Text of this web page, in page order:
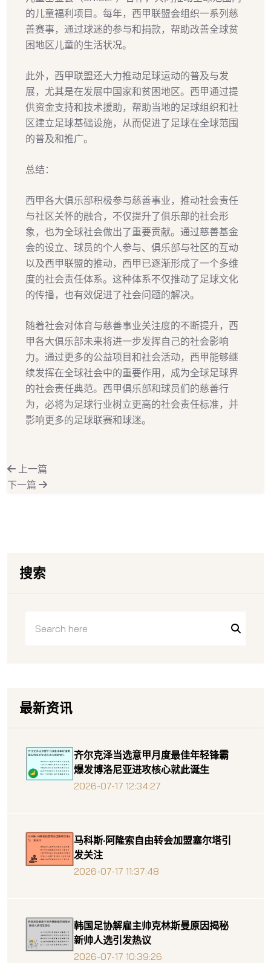
的儿童福利项目。每年，西甲联盟会组织一系列慈
善赛事，通过球迷的参与和捐款，帮助改善全球贫
困地区儿童的生活状况。
此外，西甲联盟还大力推动足球运动的普及与发
展，尤其是在发展中国家和贫困地区。西甲通过提
供资金支持和技术援助，帮助当地的足球组织和社
区建立足球基础设施，从而促进了足球在全球范围
的普及和推广。
总结：
西甲各大俱乐部积极参与慈善事业，推动社会责任
与社区关怀的融合，不仅提升了俱乐部的社会形
象，也为全球社会做出了重要贡献。通过慈善基金
会的设立、球员的个人参与、俱乐部与社区的互动
以及西甲联盟的推动，西甲已逐渐形成了一个多维
度的社会责任体系。这种体系不仅推动了足球文化
的传播，也有效促进了社会问题的解决。
随着社会对体育与慈善事业关注度的不断提升，西
甲各大俱乐部未来将进一步发挥自己的社会影响
力。通过更多的公益项目和社会活动，西甲能够继
续发挥在全球社会中的重要作用，成为全球足球界
的社会责任典范。西甲俱乐部和球员们的慈善行
为，必将为足球行业树立更高的社会责任标准，并
影响更多的足球联赛和球迷。
上一篇
下一篇
搜索
最新资讯
齐尔克泽当选意甲月度最佳年轻锋霸
爆发博洛尼亚进攻核心就此诞生
2026-07-17 12:34:27
马科斯·阿隆索自由转会加盟塞尔塔引
发关注
2026-07-17 11:37:48
韩国足协解雇主帅克林斯曼原因揭秘
新帅人选引发热议
2026-07-17 10:39:26